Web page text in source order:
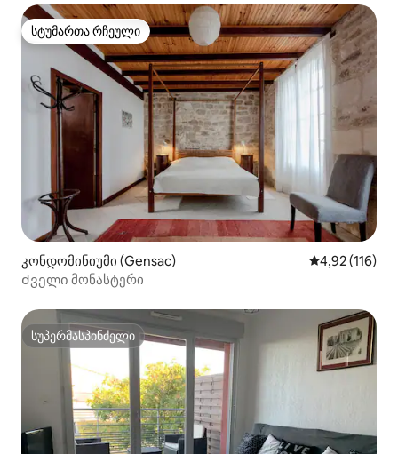
სტუმართა რჩეული
სტუმართა რჩეული
კონდომინიუმი (Gensac) საშუალო
4,92 (116)
Ძველი მონასტერი
სუპერმასპინძელი
სუპერმასპინძელი